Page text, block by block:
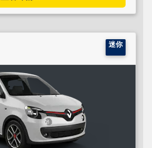
迷你